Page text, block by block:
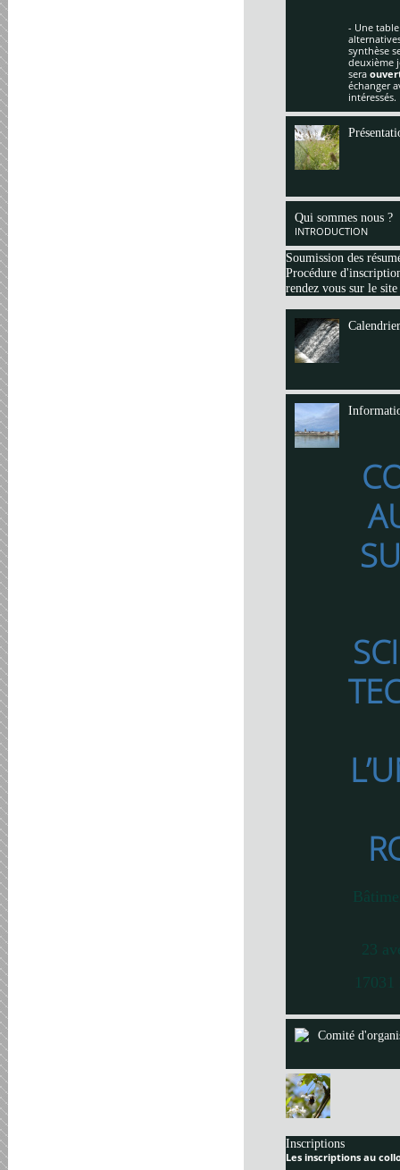
- Une
synthèse
deuxième
sera
échanger
intéressés.
Qui sommes nous ?
INTRODUCTION
Soumission des
Procédure
rendez vous sur le
Calendrier
23
Comité
Inscriptions
Les inscriptions au